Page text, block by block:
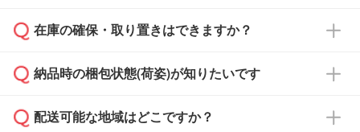
校や幼稚園・保育園であれば、同様の条件でご
ご希望の際は担当スタッフまでお気軽にご相談
ください。
たは注文フォームの『ご注文に関する備考欄』
ご入金確認後、1～2営業日で出荷いたしま
ご希望の納期がある場合は、お問い合わせ・お
い。
応が可能かご案内いたします。
在庫の確保・取り置きはできますか？
ご入金確認後に在庫を確保し、注文確定のご連
はできかねますので予めご了承ください。
納品時の梱包状態(荷姿)が知りたいです
商品によって異なります。各ページにある商品
配送可能な地域はどこですか？